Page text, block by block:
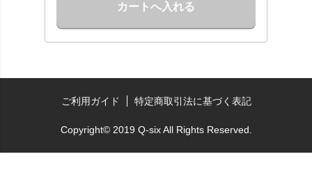
カートへ入れる
ご利用ガイド 特定商取引法に基づく表記
Copyright© 2019 Q-six All Rights Reserved.